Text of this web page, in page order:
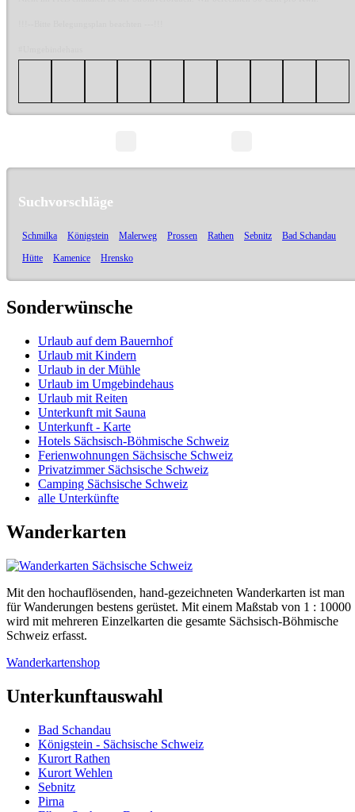
Suchvorschläge
Schmilka Königstein Malerweg Prossen Rathen Sebnitz
Bad Schandau
Hütte
Kamenice Hrensko
Sonderwünsche
Urlaub auf dem Bauernhof
Urlaub mit Kindern
Urlaub in der Mühle
Urlaub im Umgebindehaus
Urlaub mit Reiten
Unterkunft mit Sauna
Unterkunft - Karte
Hotels Sächsisch-Böhmische Schweiz
Ferienwohnungen Sächsische Schweiz
Privatzimmer Sächsische Schweiz
Camping Sächsische Schweiz
alle Unterkünfte
Wanderkarten
Mit den hochauflösenden, hand-gezeichneten Wanderkarten ist man
für Wanderungen bestens gerüstet. Mit einem Maßstab von 1 : 10000
wird mit mehreren Einzelkarten die gesamte Sächsisch-Böhmische
Schweiz erfasst.
Wanderkartenshop
Unterkunftauswahl
Bad Schandau
Königstein - Sächsische Schweiz
Kurort Rathen
Kurort Wehlen
Sebnitz
Pirna